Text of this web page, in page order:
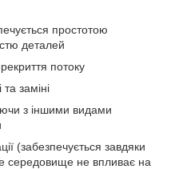
простотою
деталей
потоку
заміні
з іншими видами
(забезпечується завдяки
середовище не впливає на